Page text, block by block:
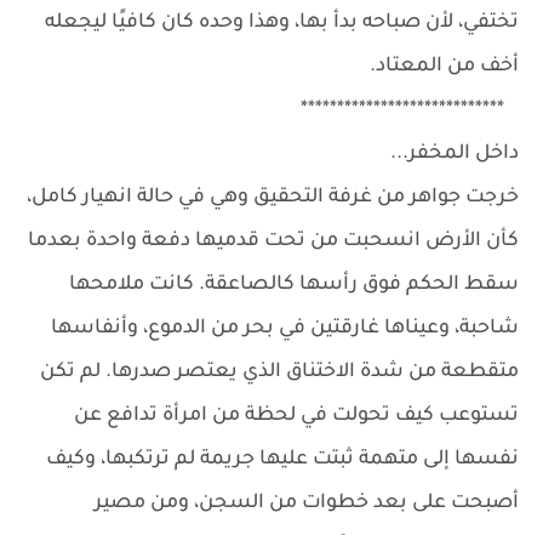
تختفي، لأن صباحه بدأ بها، وهذا وحده كان كافيًا ليجعله
أخف من المعتاد.
****************************
داخل المخفر...
خرجت جواهر من غرفة التحقيق وهي في حالة انهيار كامل،
كأن الأرض انسحبت من تحت قدميها دفعة واحدة بعدما
سقط الحكم فوق رأسها كالصاعقة. كانت ملامحها
شاحبة، وعيناها غارقتين في بحر من الدموع، وأنفاسها
متقطعة من شدة الاختناق الذي يعتصر صدرها. لم تكن
تستوعب كيف تحولت في لحظة من امرأة تدافع عن
نفسها إلى متهمة ثبتت عليها جريمة لم ترتكبها، وكيف
أصبحت على بعد خطوات من السجن، ومن مصير